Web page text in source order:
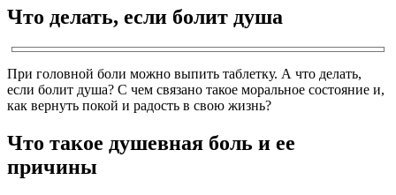
Что делать, если болит душа
При головной боли можно выпить таблетку. А что делать,
если болит душа? С чем связано такое моральное состояние и,
как вернуть покой и радость в свою жизнь?
Что такое душевная боль и ее
причины